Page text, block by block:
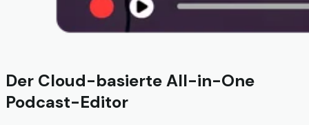
Der Cloud-basierte All-in-One
Podcast-Editor